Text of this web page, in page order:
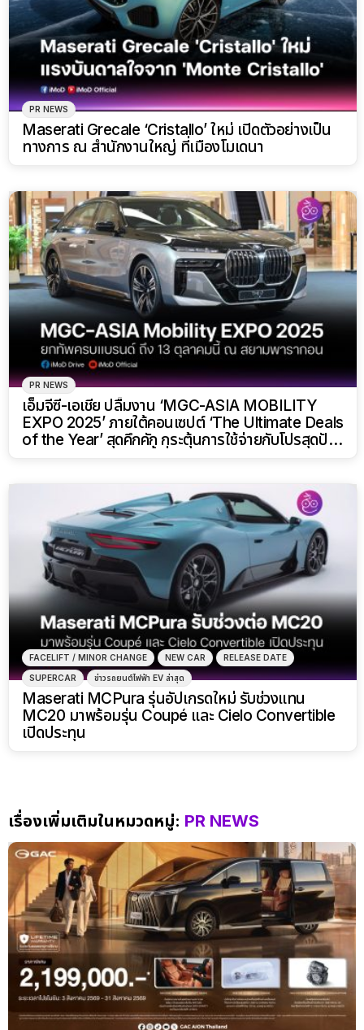
PR NEWS
Maserati Grecale ‘Cristallo’ ใหม่ เปิดตัวอย่างเป็น
ทางการ ณ สำนักงานใหญ่ ที่เมืองโมเดนา
PR NEWS
เอ็มจีซี-เอเชีย ปลื้มงาน ‘MGC-ASIA MOBILITY
EXPO 2025’ ภายใต้คอนเซปต์ ‘The Ultimate Deals
of the Year’ สุดคึกคัก กระตุ้นการใช้จ่ายกับโปรสุดปัง
FACELIFT / MINOR CHANGE NEW CAR RELEASE DATE
SUPERCAR ข่าวรถยนต์ไฟฟ้า EV ล่าสุด
Maserati MCPura รุ่นอัปเกรดใหม่ รับช่วงแทน
MC20 มาพร้อมรุ่น Coupé และ Cielo Convertible
เปิดประทุน
เรื่องเพิ่มเติมในหมวดหมู่: PR NEWS